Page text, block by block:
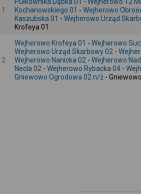
1
Kochanowskiego 01 - Wejherowo
Kaszubska 01 - Wejherowo Urząd
Krofeya 01
2
Wejherowo Krofeya 01 - Wejherowo
Wejherowo Urząd Skarbowy 02 -
Wejherowo Nanicka 02 - Wejherowo
Necla 02 - Wejherowo Rybacka 04 -
Gniewowo Ogrodowa 02 n/ż -